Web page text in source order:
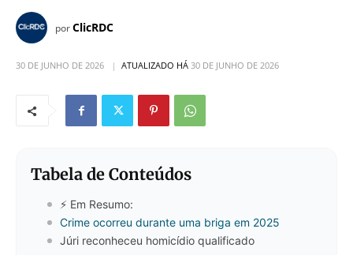
porClicRDC
30 DE JUNHO DE 2026 ATUALIZADO HÁ 30 DE JUNHO DE 2026
Tabela de Conteúdos
⚡ Em Resumo:
Crime ocorreu durante uma briga em 2025
Júri reconheceu homicídio qualificado